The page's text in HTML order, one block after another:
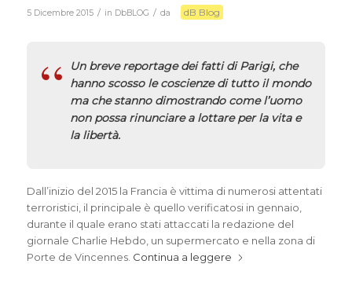
5 Dicembre 2015 / in DbBLOG / da dB Blog
Un breve reportage dei fatti di Parigi, che
hanno scosso le coscienze di tutto il mondo
ma che stanno dimostrando come l’uomo
non possa rinunciare a lottare per la vita e
la libertà.
Dall’inizio del 2015 la Francia è vittima di numerosi attentati
terroristici, il principale è quello verificatosi in gennaio,
durante il quale erano stati attaccati la redazione del
giornale Charlie Hebdo, un supermercato e nella zona di
Porte de Vincennes. Continua a leggere